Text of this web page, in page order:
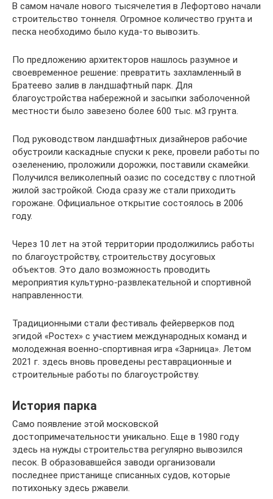
В самом начале нового тысячелетия в Лефортово начали
строительство тоннеля. Огромное количество грунта и
песка необходимо было куда-то вывозить.
По предложению архитекторов нашлось разумное и
своевременное решение: превратить захламленный в
Братеево залив в ландшафтный парк. Для
благоустройства набережной и засыпки заболоченной
местности было завезено более 600 тыс. м3 грунта.
Под руководством ландшафтных дизайнеров рабочие
обустроили каскадные спуски к реке, провели работы по
озеленению, проложили дорожки, поставили скамейки.
Получился великолепный оазис по соседству с плотной
жилой застройкой. Сюда сразу же стали приходить
горожане. Официальное открытие состоялось в 2006
году.
Через 10 лет на этой территории продолжились работы
по благоустройству, строительству досуговых
объектов. Это дало возможность проводить
мероприятия культурно-развлекательной и спортивной
направленности.
Традиционными стали фестиваль фейерверков под
эгидой «Ростех» с участием международных команд и
молодежная военно-спортивная игра «Зарница». Летом
2021 г. здесь вновь проведены реставрационные и
строительные работы по благоустройству.
История парка
Само появление этой московской
достопримечательности уникально. Еще в 1980 году
здесь на нужды строительства регулярно вывозился
песок. В образовавшейся заводи организовали
последнее пристанище списанных судов, которые
потихоньку здесь ржавели.